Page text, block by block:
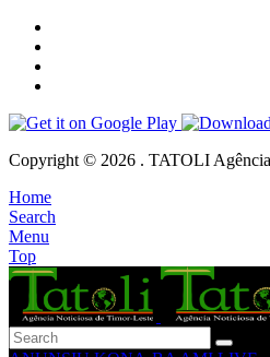
Copyright © 2026 . TATOLI
Home
Search
Menu
Top